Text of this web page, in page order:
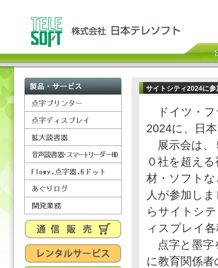
サイトシティ2024に参
ドイツ・フ
2024に、日
展示会は、
０社を超え
材・ソフト
人が参加し
らサイトシ
ィスプレイ
点字と墨字
に教育関係